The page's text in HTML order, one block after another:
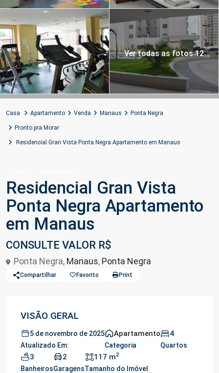
Ver todas as fotos 12
Casa Apartamento Venda Manaus Ponta Negra
Pronto pra Morar
Residencial Gran Vista Ponta Negra Apartamento em Manaus
Residencial Gran Vista
Ponta Negra Apartamento
em Manaus
CONSULTE VALOR R$
Ponta Negra, Manaus, Ponta Negra
Compartilhar Favorito Print
VISÃO GERAL
5 de novembro de 2025
Atualizado Em:
Apartamento
Categoria
4
Quartos
3
Banheiros
2
Garagens
117 m2
Tamanho do Imóvel